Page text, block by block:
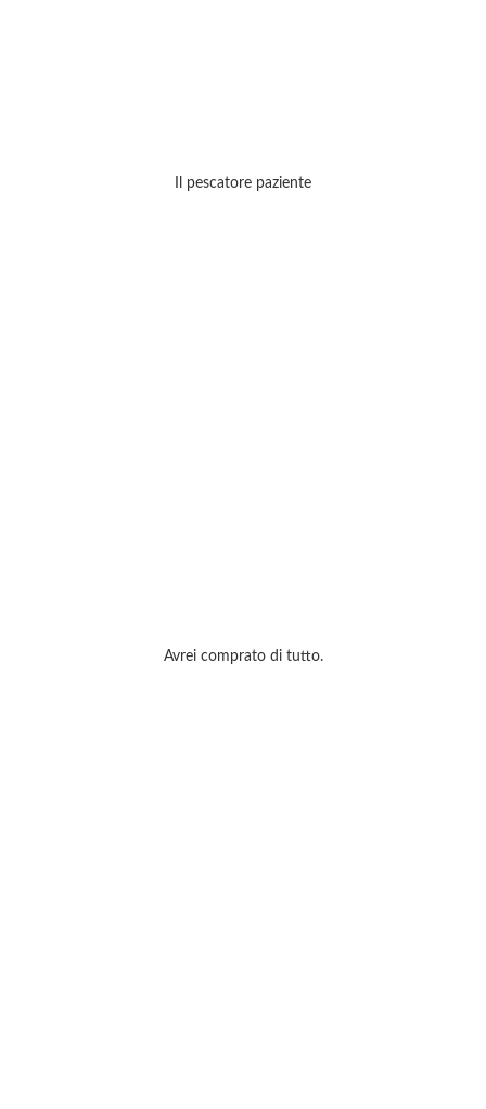
Il pescatore paziente
Avrei comprato di tutto.